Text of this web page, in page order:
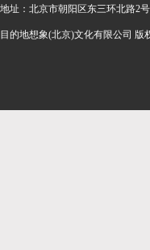
地址：北京市朝阳区东三环北路2
目的地想象(北京)文化有限公司 版